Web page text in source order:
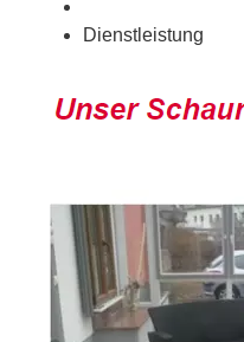
Dienstleistung